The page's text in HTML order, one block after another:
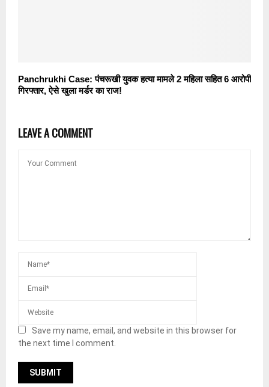
Panchrukhi Case: पंचरूखी युवक हत्या मामले 2 महिला सहित 6 आरोपी
गिरफ्तार, ऐसे खुला मर्डर का राज!
LEAVE A COMMENT
Save my name, email, and website in this browser for
the next time I comment.